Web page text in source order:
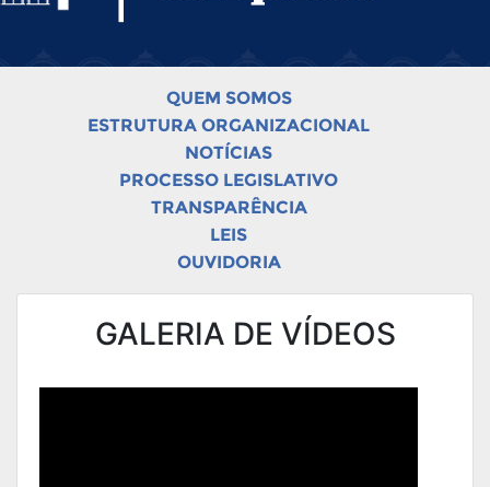
QUEM SOMOS
ESTRUTURA ORGANIZACIONAL
NOTÍCIAS
PROCESSO LEGISLATIVO
TRANSPARÊNCIA
LEIS
OUVIDORIA
GALERIA DE VÍDEOS